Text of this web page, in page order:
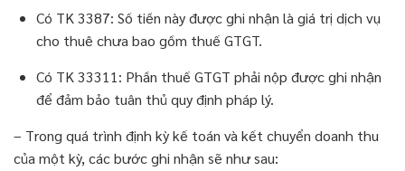
Có TK 3387: Số tiền này được ghi nhận là giá trị dịch vụ
cho thuê chưa bao gồm thuế GTGT.
Có TK 33311: Phần thuế GTGT phải nộp được ghi nhận
để đảm bảo tuân thủ quy định pháp lý.
– Trong quá trình định kỳ kế toán và kết chuyển doanh thu
của một kỳ, các bước ghi nhận sẽ như sau: